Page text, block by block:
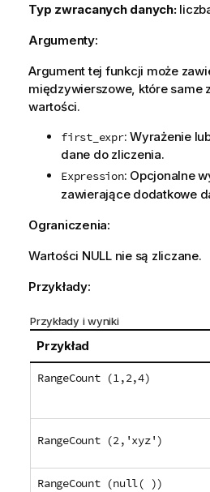
Typ zwracanych danych:
Argumenty:
Argument tej funkcji może
międzywierszowe, które same
wartości.
first_expr: Wyrażenie
dane do zliczenia.
Expression: Opcjonalne
zawierające dodatkowe
Ograniczenia:
Wartości NULLnie są zliczane.
Przykłady:
Przykłady i wyniki
Przykład
RangeCount (1,2,4)
RangeCount (2,'xyz')
RangeCount (null( ))